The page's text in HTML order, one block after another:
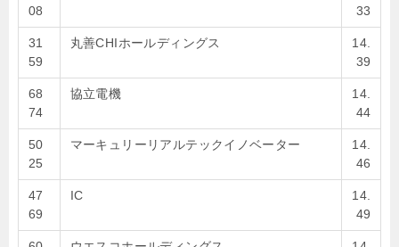
08
33
31
59
丸善CHIホールディングス
14.
39
68
74
協立電機
14.
44
50
25
マーキュリーリアルテックイノベーター
14.
46
47
69
IC
14.
49